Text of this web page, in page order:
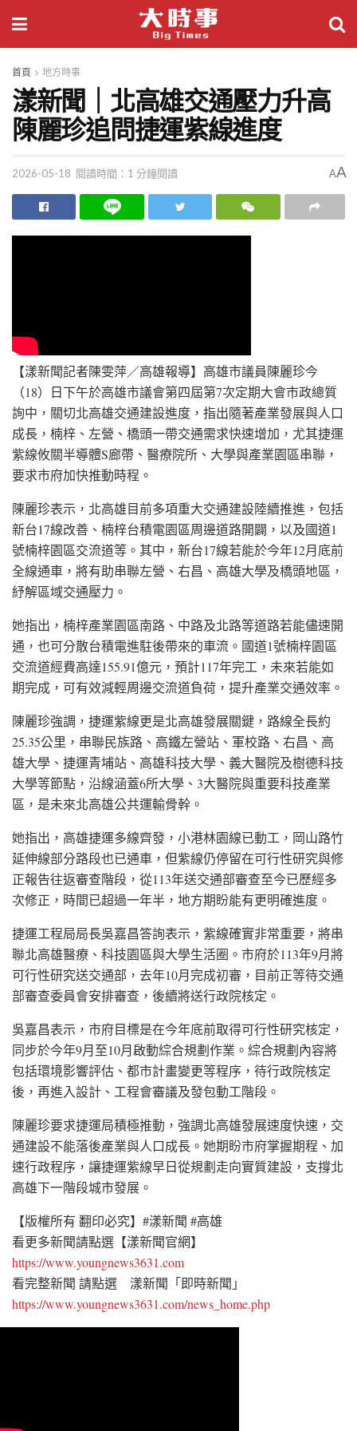
首頁 地方時事
漾新聞｜北高雄交通壓力升高
陳麗珍追問捷運紫線進度
2026-05-18 閱讀時間：1 分鐘閱讀 AA
【漾新聞記者陳雯萍／高雄報導】高雄市議員陳麗珍今
（18）日下午於高雄市議會第四屆第7次定期大會市政總質
詢中，關切北高雄交通建設進度，指出隨著產業發展與人口
成長，楠梓、左營、橋頭一帶交通需求快速增加，尤其捷運
紫線攸關半導體S廊帶、醫療院所、大學與產業園區串聯，
要求市府加快推動時程。
陳麗珍表示，北高雄目前多項重大交通建設陸續推進，包括
新台17線改善、楠梓台積電園區周邊道路開闢，以及國道1
號楠梓園區交流道等。其中，新台17線若能於今年12月底前
全線通車，將有助串聯左營、右昌、高雄大學及橋頭地區，
紓解區域交通壓力。
她指出，楠梓產業園區南路、中路及北路等道路若能儘速開
通，也可分散台積電進駐後帶來的車流。國道1號楠梓園區
交流道經費高達155.91億元，預計117年完工，未來若能如
期完成，可有效減輕周邊交流道負荷，提升產業交通效率。
陳麗珍強調，捷運紫線更是北高雄發展關鍵，路線全長約
25.35公里，串聯民族路、高鐵左營站、軍校路、右昌、高
雄大學、捷運青埔站、高雄科技大學、義大醫院及樹德科技
大學等節點，沿線涵蓋6所大學、3大醫院與重要科技產業
區，是未來北高雄公共運輸骨幹。
她指出，高雄捷運多線齊發，小港林園線已動工，岡山路竹
延伸線部分路段也已通車，但紫線仍停留在可行性研究與修
正報告往返審查階段，從113年送交通部審查至今已歷經多
次修正，時間已超過一年半，地方期盼能有更明確進度。
捷運工程局局長吳嘉昌答詢表示，紫線確實非常重要，將串
聯北高雄醫療、科技園區與大學生活圈。市府於113年9月將
可行性研究送交通部，去年10月完成初審，目前正等待交通
部審查委員會安排審查，後續將送行政院核定。
吳嘉昌表示，市府目標是在今年底前取得可行性研究核定，
同步於今年9月至10月啟動綜合規劃作業。綜合規劃內容將
包括環境影響評估、都市計畫變更等程序，待行政院核定
後，再進入設計、工程會審議及發包動工階段。
陳麗珍要求捷運局積極推動，強調北高雄發展速度快速，交
通建設不能落後產業與人口成長。她期盼市府掌握期程、加
速行政程序，讓捷運紫線早日從規劃走向實質建設，支撐北
高雄下一階段城市發展。
【版權所有 翻印必究】#漾新聞 #高雄
看更多新聞請點選【漾新聞官網】
https://www.youngnews3631.com
看完整新聞 請點選 漾新聞「即時新聞」
https://www.youngnews3631.com/news_home.php